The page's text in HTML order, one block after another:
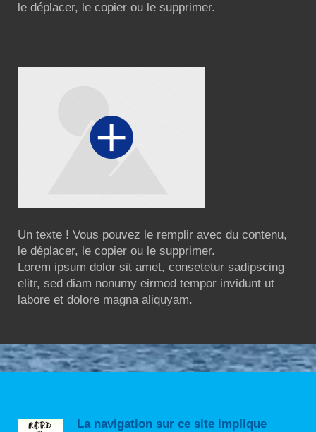
le déplacer, le copier ou le supprimer.
Un texte ! Vous pouvez le remplir avec du contenu,
le déplacer, le copier ou le supprimer.
Lorem ipsum dolor sit amet, consetetur sadipscing
elitr, sed diam nonumy eirmod tempor invidunt ut
labore et dolore magna aliquyam.
La navigation sur ce site implique